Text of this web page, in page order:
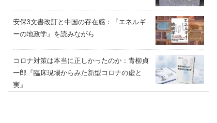
安保3文書改訂と中国の存在感：『エネルギ
ーの地政学』を読みながら
コロナ対策は本当に正しかったのか：青柳貞
一郎『臨床現場からみた新型コロナの虚と
実』